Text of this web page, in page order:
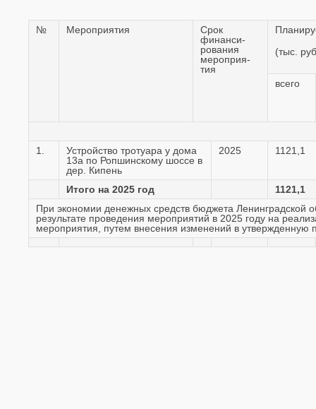
№ Мероприятия
Срок
финанси-
рования
мероприя-
тия
(тыс.
всего
1.
Устройство тротуара у дома
13а по Ропшинскому шоссе в
дер. Кипень
2025 1121,1
Итого на 2025 год
1121,1
При экономии денежных средств бюджета Ленинградской
результате проведения мероприятий в 2025 году на
мероприятия, путем внесения изменений в